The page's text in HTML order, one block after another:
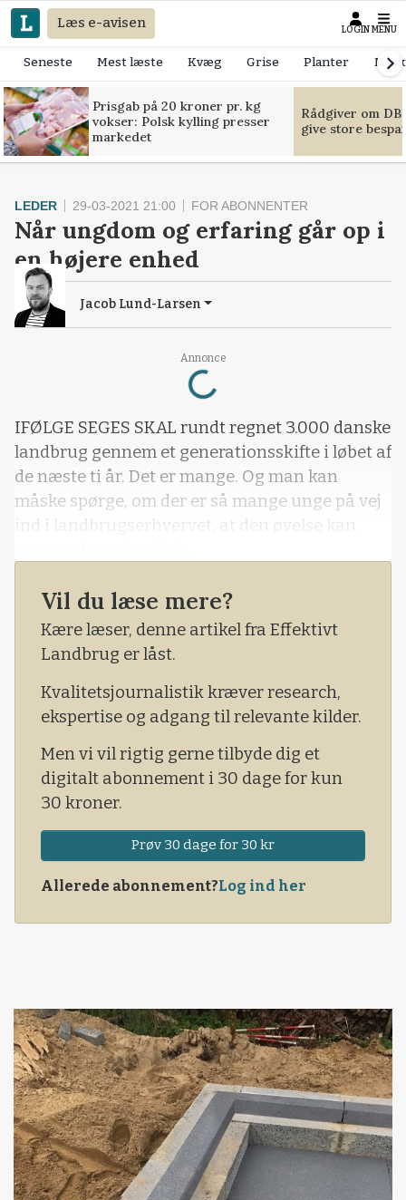
Læs e-avisen LOGIN MENU
Seneste Mest læste Kvæg Grise Planter
Prisgab på 20 kroner pr. kg
vokser: Polsk kylling presser
markedet
Rådgiver om
give store
Annonce
Loading...
LEDER 29-03-2021 21:00 FOR ABONNENTER
Når ungdom og erfaring går op i
en højere enhed
Jacob Lund-Larsen
IFØLGE SEGES SKAL rundt regnet 3.000 danske
landbrug gennem et generationsskifte i løbet af
de næste ti år. Det er mange. Og man kan
måske spørge, om der er så mange unge på vej
ind i landbrugserhvervet, at den øvelse kan
Vil du læse mere?
Kære læser, denne artikel fra Effektivt
Landbrug er låst.
Kvalitetsjournalistik kræver research,
ekspertise og adgang til relevante kilder.
Men vi vil rigtig gerne tilbyde dig et
digitalt abonnement i 30 dage for kun
30 kroner.
Prøv 30 dage for 30 kr
Allerede abonnement?Log ind her